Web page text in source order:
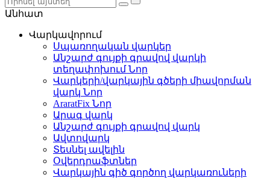
Անհատ
Վարկավորում
Սպառողական վարկեր
Անշարժ գույքի գրավով վարկի
տեղափոխումՆոր
Վարկերի/վարկային գծերի միավորման
վարկ Նոր
AraratFix Նոր
Արագ վարկ
Անշարժ գույքի գրավով վարկ
Ավտովարկ
Տեսնել ավելին
Օվերդրաֆտներ
Վարկային գիծ գործող վարկառուների